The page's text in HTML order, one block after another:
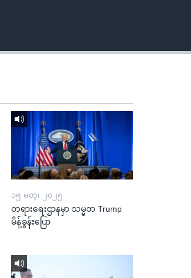
၁၅ မတ္၊ ၂၀၂၅
တရားရေးဌာနမှာ သမ္မတ Trump
မိန့်ခွန်းပြော